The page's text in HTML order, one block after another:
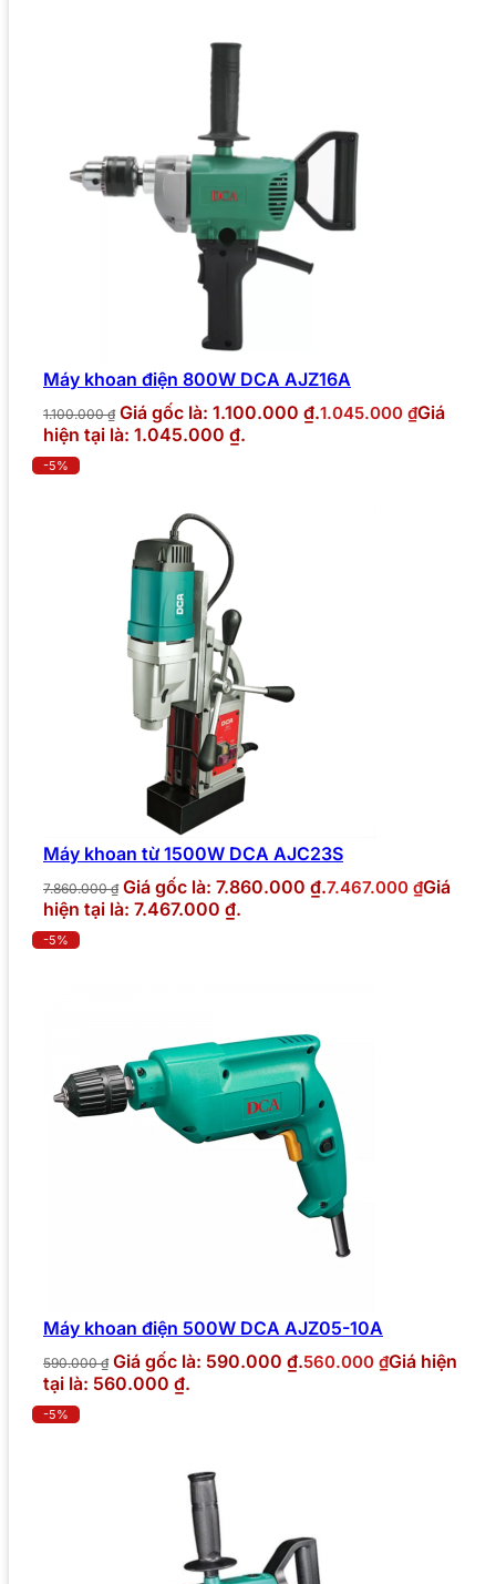
Máy khoan điện 800W DCA AJZ16A
1.100.000₫ Giá gốc là: 1.100.000 ₫.1.045.000 ₫Giá
hiện tại là: 1.045.000 ₫.
-5%
Máy khoan từ 1500W DCA AJC23S
7.860.000₫ Giá gốc là: 7.860.000 ₫.7.467.000 ₫Giá
hiện tại là: 7.467.000 ₫.
-5%
Máy khoan điện 500W DCA AJZ05-10A
590.000₫ Giá gốc là: 590.000 ₫.560.000 ₫Giá hiện
tại là: 560.000 ₫.
-5%